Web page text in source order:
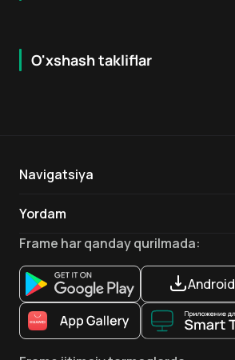
O'xshash takliflar
18 + 6.8
Navigatsiya
Yordam
Aloqa
Ilovalar
Frame har qanday qurilmada:
Android